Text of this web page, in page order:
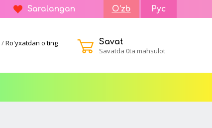
Saralangan O'zb Рус
/Ro'yxatdan o'ting
Savat
Savatda 0ta mahsulot